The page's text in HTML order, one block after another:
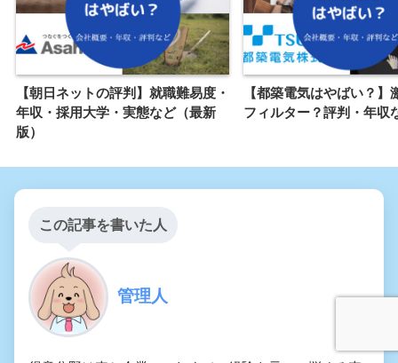
【朝日ネットの評判】就職難易度・
年収・採用大学・実態など（最新
版）
【都築電気はやばい？】
フィルター？評判・年収
この記事を書いた人
管理人